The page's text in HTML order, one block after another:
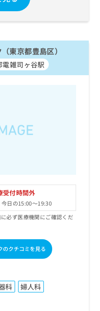
東京都豊島区）
電雑司ヶ谷駅
受付時間外
日の15:00～19:30
必ず医療機関にご確認くだ
のクチコミを見る
科
婦人科